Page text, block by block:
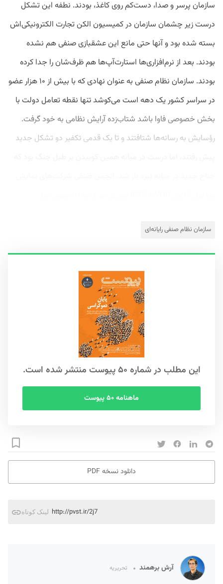
سازمان پرسر و صدا، دست‌کم روی کاغذ، بودند. نطفه این تشکل
درست زیر چشمان سازمان در کمیسیون الکن تجارت الکترونیکی‌اش
بسته شده بود و آنها حتی مانع این عشقبازی صنفی هم نشده
بودند. بعد از نرم‌افزاری‌ها استارت‌‌آپ‌ها هم ظرف‌شان را جدا کرده
بودند. سازمان نظام صنفی به عنوان نهادی که با بیش از ۱۰ هزار عضو
در سراسر کشور یک دهه است می‌کوشد تنها نقطه تعامل دولت با
بخش خصوصی فاوا باشد شتاب‌زده آرایش نظامی به خود گرفت.
رؤسایش به رسانه‌ها شتافتند و تا یک قدمی تکفیر دو تشکل جدید
سازمان نظام صنفی رایانه‌ای
این مطلب در شماره ۵۰ پیوست منتشر شده است.
ماهنامه ۵۰ پیوست
دانلود نسخه PDF
لینک کوتاه http://pvst.ir/2j7
آرش برهمند تحریریه